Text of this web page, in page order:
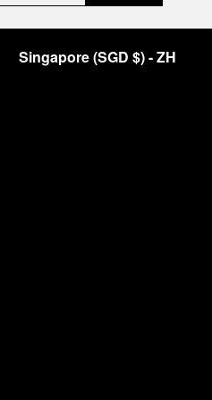
Singapore(SGD $)- ZH